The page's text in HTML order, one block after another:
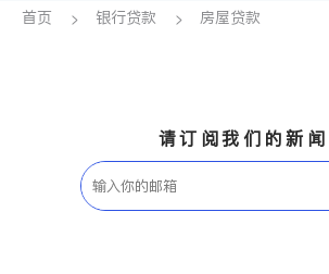
非盈利组织
首页 银行贷款 房屋贷款
请订阅我们的新闻